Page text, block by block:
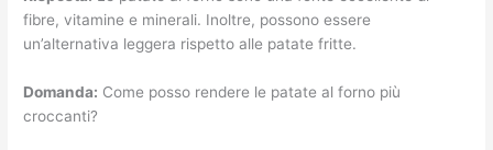
fibre, vitamine e minerali. Inoltre, possono essere
un’alternativa leggera rispetto alle patate fritte.
Domanda: Come posso rendere le patate al forno più
croccanti?